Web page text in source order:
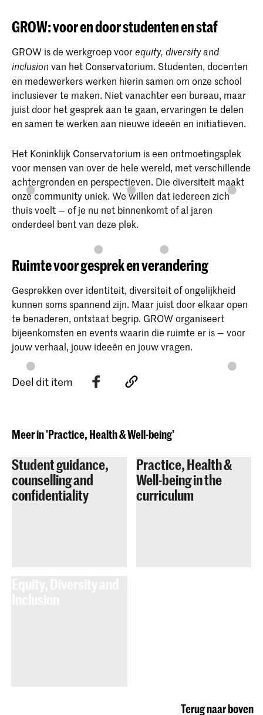
GROW: voor en door studenten en staf
GROW is de werkgroep voorequity, diversity and
inclusion van het Conservatorium. Studenten, docenten
en medewerkers werken hierin samen om onze school
inclusiever te maken. Niet vanachter een bureau, maar
juist door het gesprek aan te gaan, ervaringen te delen
en samen te werken aan nieuwe ideeën en initiatieven.
Het Koninklijk Conservatorium is een ontmoetingsplek
voor mensen van over de hele wereld, met verschillende
achtergronden en perspectieven. Die diversiteit maakt
onze community uniek. We willen dat iedereen zich
thuis voelt — of je nu net binnenkomt of al jaren
onderdeel bent van deze plek.
Ruimte voor gesprek en verandering
Gesprekken over identiteit, diversiteit of ongelijkheid
kunnen soms spannend zijn. Maar juist door elkaar open
te benaderen, ontstaat begrip. GROW organiseert
bijeenkomsten en events waarin die ruimte er is — voor
jouw verhaal, jouw ideeën en jouw vragen.
Deel dit item
Meer in 'Practice, Health & Well-being'
Student guidance,
counselling and
confidentiality
Practice, Health &
Well-being in the
curriculum
Terug naar boven